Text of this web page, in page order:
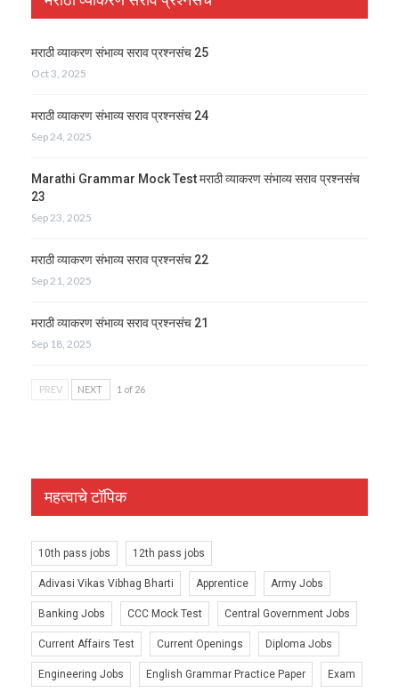
मराठी व्याकरण संभाव्य सराव प्रश्नसंच 25
Oct 3, 2025
मराठी व्याकरण संभाव्य सराव प्रश्नसंच 24
Sep 24, 2025
Marathi Grammar Mock Test मराठी व्याकरण संभाव्य सराव प्रश्नसंच
23
Sep 23, 2025
मराठी व्याकरण संभाव्य सराव प्रश्नसंच 22
Sep 21, 2025
मराठी व्याकरण संभाव्य सराव प्रश्नसंच 21
Sep 18, 2025
PREV NEXT 1 of 26
महत्वाचे टॉपिक
10th pass jobs 12th pass jobs
Adivasi Vikas Vibhag Bharti Apprentice Army Jobs
Banking Jobs CCC Mock Test Central Government Jobs
Current Affairs Test Current Openings Diploma Jobs
Engineering Jobs English Grammar Practice Paper Exam